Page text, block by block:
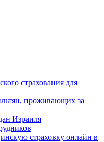
страхования для
проживающих за
Израиля
страховку онлайн в